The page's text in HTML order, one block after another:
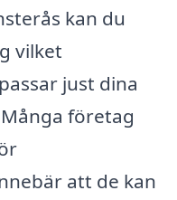
kan du
vilket
just dina
företag
att de kan